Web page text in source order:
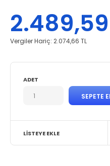
2.489,59
Vergiler Hariç: 2.074,66 TL
ADET
LISTEYE EKLE